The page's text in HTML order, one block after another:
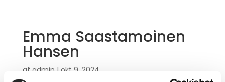
Emma Saastamoinen
Hansen
af admin | okt 9, 2024